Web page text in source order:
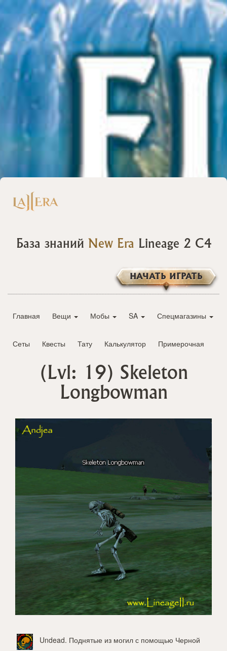
База знаний New Era Lineage 2 C4
НАЧАТЬ ИГРАТЬ
Главная Вещи Мобы SA Спецмагазины
Сеты Квесты Тату Калькулятор Примерочная
(Lvl: 19) Skeleton
Longbowman
Undead. Поднятые из могил с помощью Черной